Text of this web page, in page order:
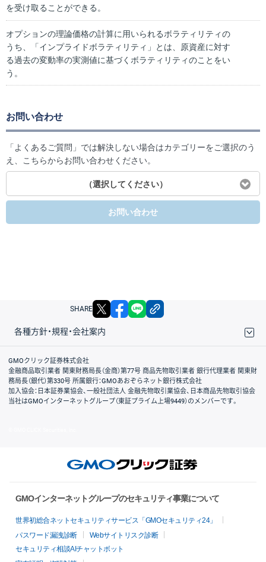
を受け取ることができる。
オプションの理論価格の計算に用いられるボラティリティの
うち、「インプライドボラティリティ」とは、原資産に対す
る過去の変動率の実測値に基づくボラティリティのことをい
う。
お問い合わせ
「よくあるご質問」では解決しない場合はカテゴリーをご選択のう
え、こちらからお問い合わせください。
（選択してください）
お問い合わせ
SHARE X facebook
各種方針・規程・会社案内
取引規程・約款
サイトマップ
その他のご案内
個人情報保護方針
最良執行方針
サイトのご利用について
ディスクレイマー
信託保全
リスク説明
会社案内
GMOクリック証券株式会社
金融商品取引業者 関東財務局長（金商）第77号 商品先物取引業者 銀行代理業者 関東財
務局長（銀代）第330号 所属銀行：GMOあおぞらネット銀行株式会社
加入協会：日本証券業協会、一般社団法人 金融先物取引業協会、日本商品先物取引協会
当社はGMOインターネットグループ（東証プライム上場9449）のメンバーです。
GMOインターネットグループのセキュリティ事業について
世界初総合ネットセキュリティサービス「GMOセキュリティ24」
パスワード漏洩診断
Webサイトリスク診断
セキュリティ相談AIチャットボット